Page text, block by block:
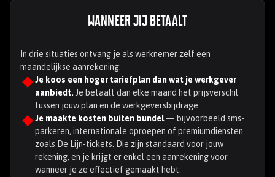
Wanneer jij betaalt
In drie situaties ontvang je als werknemer zelf een
maandelijkse aanrekening:
Je koos een hoger tariefplan dan wat je werkgever
aanbiedt. Je betaalt dan elke maand het prijsverschil
tussen jouw plan en de werkgeversbijdrage.
Je maakte kosten buiten bundel— bijvoorbeeld sms-
parkeren, internationale oproepen of premiumdiensten
zoals De Lijn-tickets. Die zijn standaard voor jouw
rekening, en je krijgt er enkel een aanrekening voor
wanneer je ze effectief gemaakt hebt.